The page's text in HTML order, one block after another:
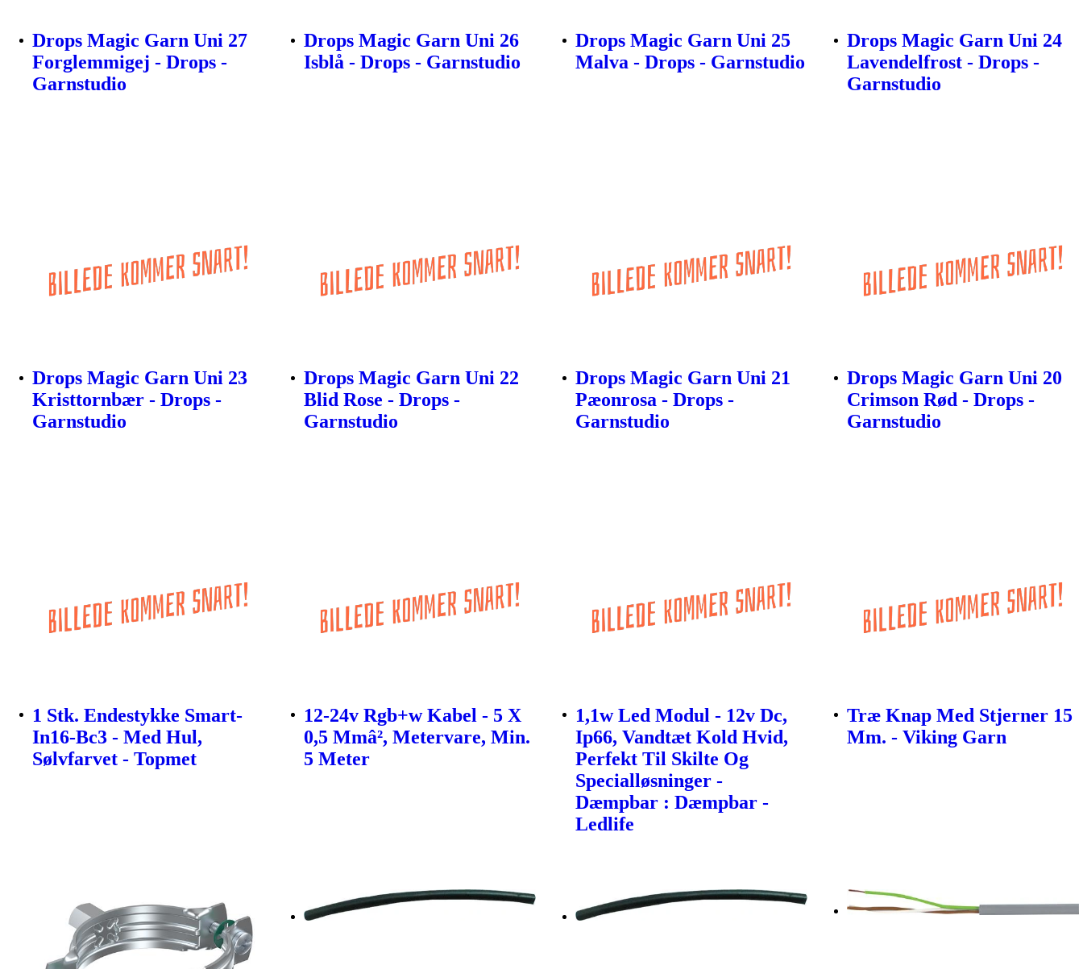
Drops Magic Garn Uni 27
Forglemmigej - Drops -
Garnstudio
Drops Magic Garn Uni 26
Isblå - Drops - Garnstudio
Drops Magic Garn Uni 25
Malva - Drops - Garnstudio
Drops Magic Garn Uni 24
Lavendelfrost - Drops -
Garnstudio
Drops Magic Garn Uni 23
Kristtornbær - Drops -
Garnstudio
Drops Magic Garn Uni 22
Blid Rose - Drops -
Garnstudio
Drops Magic Garn Uni 21
Pæonrosa - Drops -
Garnstudio
Drops Magic Garn Uni 20
Crimson Rød - Drops -
Garnstudio
1 Stk. Endestykke Smart-
In16-Bc3 - Med Hul,
Sølvfarvet - Topmet
12-24v Rgb+w Kabel - 5 X
0,5 Mmâ², Metervare, Min.
5 Meter
1,1w Led Modul - 12v Dc,
Ip66, Vandtæt Kold Hvid,
Perfekt Til Skilte Og
Specialløsninger -
Dæmpbar : Dæmpbar -
Ledlife
Træ Knap Med Stjerner 15
Mm. - Viking Garn